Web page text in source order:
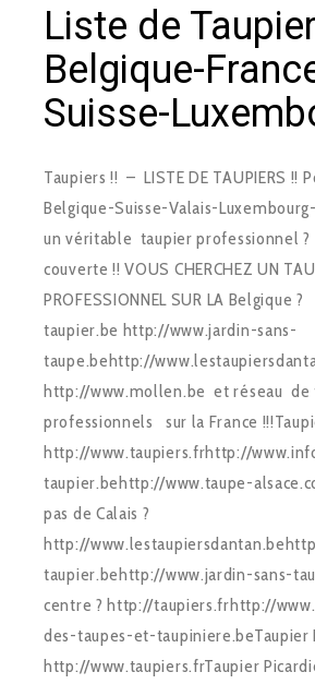
Liste de
Belgique-
Suisse-
Taupiers !! – LISTE DE TAUPIERS !!
Belgique-Suisse-Valais-
un véritable taupier professionnel ?
couverte !! VOUS CHERCHEZ UN
PROFESSIONNEL SUR LA Belgique
taupier.be http://www.jardin-sans-
taupe.behttp://
http://www.mollen.be et réseau de
professionnels sur la France
http://www.taupiers.frhttp://
taupier.behttp://www.taupe-
pas de Calais ?
http://
taupier.behttp://www.jardin-sans-
centre ? http://taupiers.frhttp://
des-taupes-et-taupiniere.beTaupier
http://www.taupiers.frTaupier